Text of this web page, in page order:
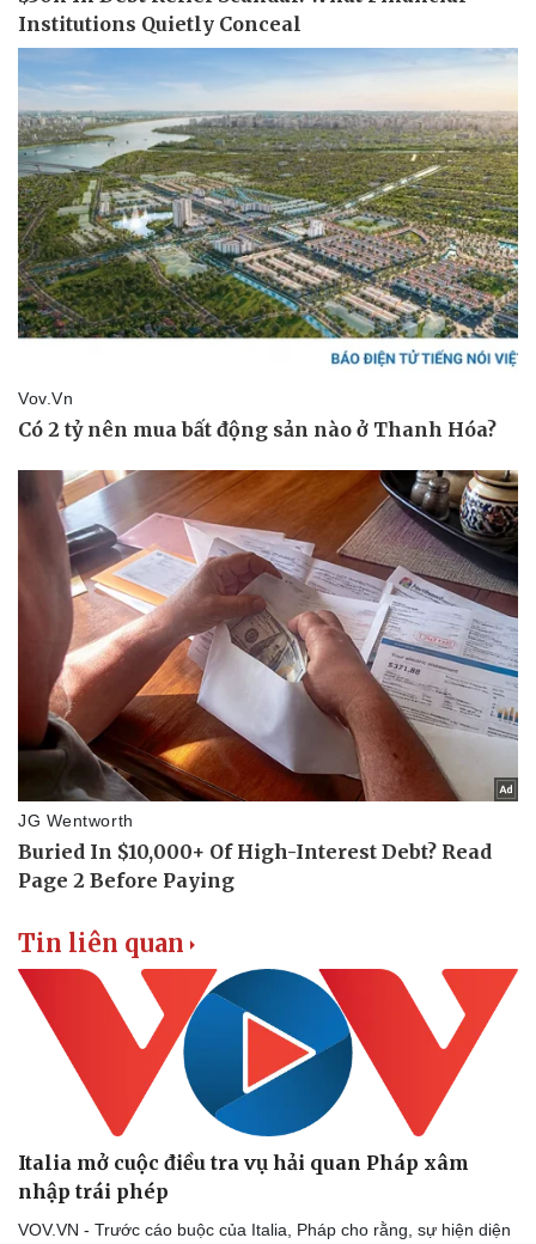
Pháp luật
Tin nóng
Tư vấn luật
Quân sự - Quốc phòng
Vũ khí
Việt Nam
Phân tích
Tin liên quan
Italia mở cuộc điều tra vụ hải quan Pháp xâm
nhập trái phép
VOV.VN - Trước cáo buộc của Italia, Pháp cho rằng, sự hiện diện